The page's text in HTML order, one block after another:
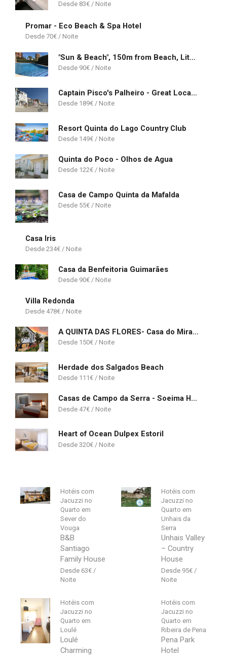
83€
Promar - Eco Beach & Spa Hotel
70€
"Sun & Beach", 150m from Beach, LitoralMar
90€
Captain Pisco's Palheiro - Great Location
189€
Resort Quinta do Lago Country Club
149€
Quinta do Poco - Olhos de Agua
122€
Casa de Campo Quinta da Mafalda
55€
Casa Iris
234€
Casa da Benfeitoria Guimarães
90€
Villa Redonda
478€
A QUINTA DAS FLORES- Casa do Miradouro
150€
Herdade dos Salgados Beach
111€
Casas de Campo da Serra - Soeima Housing
47€
Heart of Ocean Dulpex Estoril
320€
Hotéis com
Jacuzzi no
Quarto em
Sever do
Vouga
B&B
Santiago
Family House
63€
Hotéis com
Jacuzzi no
Quarto em
Unhais da
Serra
Unhais Valley
– Country
House
95€
Hotéis com
Jacuzzi no
Quarto em
Loulé
Loulé
Charming
Hotéis com
Jacuzzi no
Quarto em
Ribeira de Pena
Pena Park
Hotel